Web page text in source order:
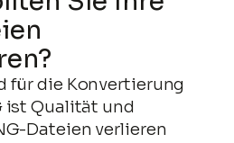
für die Konvertierung
ist Qualität und
Dateien verlieren